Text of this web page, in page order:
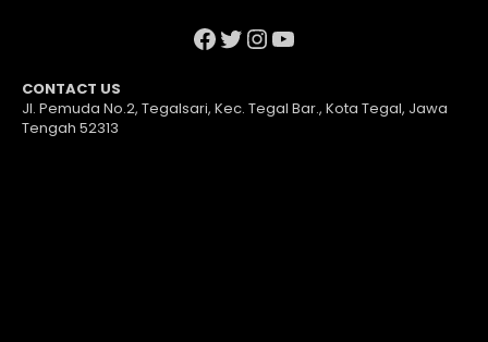
Facebook
Twitter
Instagram
YouTube
CONTACT US
Jl. Pemuda No.2, Tegalsari, Kec. Tegal Bar., Kota Tegal, Jawa
Tengah 52313